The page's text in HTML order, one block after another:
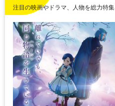
注目の映画やドラマ、人物を総力特集